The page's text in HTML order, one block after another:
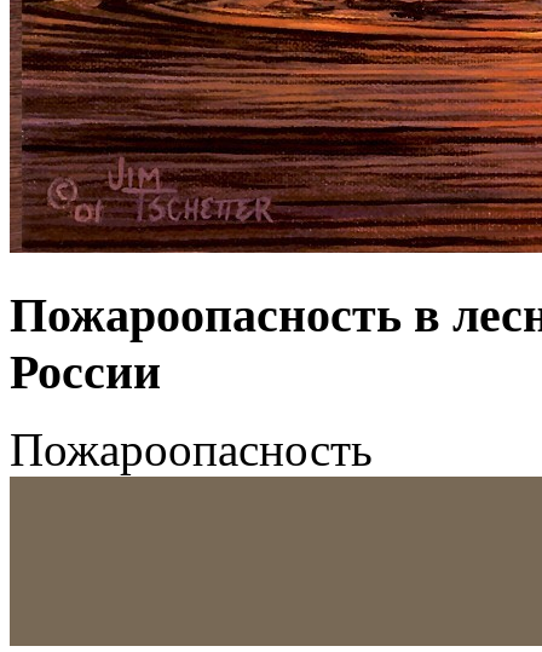
Пожароопасность в
России
Пожароопасность